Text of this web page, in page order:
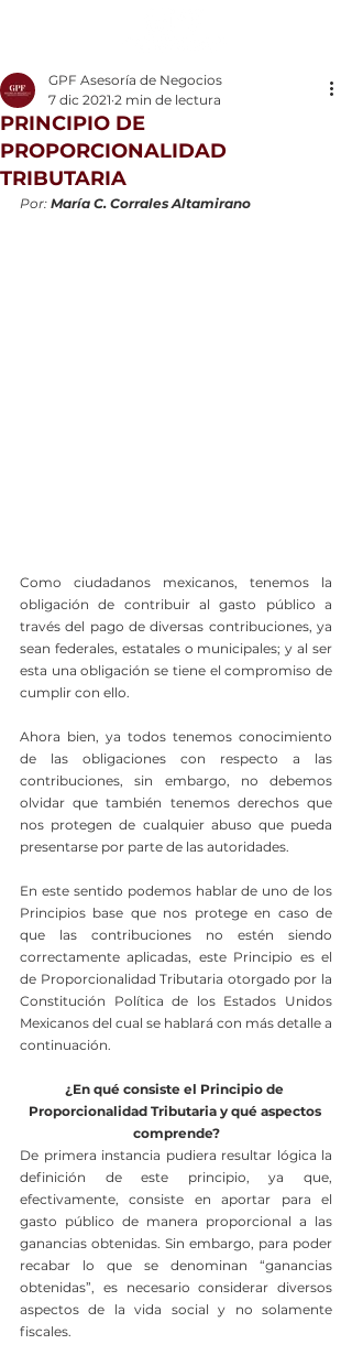
PRINCIPIO DE
PROPORCIONALIDAD
TRIBUTARIA
GPF Asesoría de Negocios
7 dic 2021 2 min de lectura
Por: María C. Corrales Altamirano
Como ciudadanos mexicanos, tenemos la
obligación de contribuir al gasto público a
través del pago de diversas contribuciones, ya
sean federales, estatales o municipales; y al ser
esta una obligación se tiene el compromiso de
cumplir con ello.
Ahora bien, ya todos tenemos conocimiento
de las obligaciones con respecto a las
contribuciones, sin embargo, no debemos
olvidar que también tenemos derechos que
nos protegen de cualquier abuso que pueda
presentarse por parte de las autoridades.
En este sentido podemos hablar de uno de los
Principios base que nos protege en caso de
que las contribuciones no estén siendo
correctamente aplicadas, este Principio es el
de Proporcionalidad Tributaria otorgado por la
Constitución Política de los Estados Unidos
Mexicanos del cual se hablará con más detalle a
continuación.
¿En qué consiste el Principio de
Proporcionalidad Tributaria y qué aspectos
comprende?
De primera instancia pudiera resultar lógica la
definición de este principio, ya que,
efectivamente, consiste en aportar para el
gasto público de manera proporcional a las
ganancias obtenidas. Sin embargo, para poder
recabar lo que se denominan “ganancias
obtenidas”, es necesario considerar diversos
aspectos de la vida social y no solamente
fiscales.